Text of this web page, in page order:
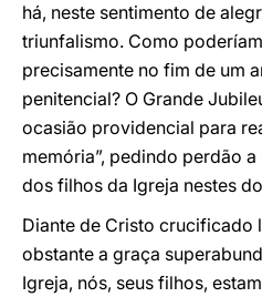
há, neste sentimento de
triunfalismo. Como
precisamente no fim de um
penitencial? O Grande
ocasião providencial para
memória”, pedindo perdão
dos filhos da Igreja nestes
Diante de Cristo crucificado
obstante a graça
Igreja, nós, seus filhos,